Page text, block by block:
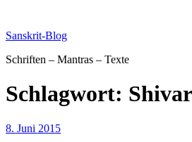
springen
Sanskrit-Blog
Schriften – Mantras – Texte
Schlagwort:
Veröffentlicht
8. Juni 2015